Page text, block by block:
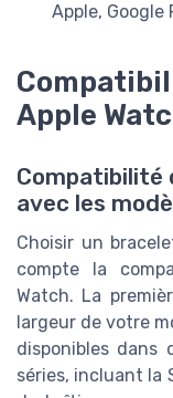
Apple, Google
Apple
Compatibilité
avec les
Choisir un
compte la
Watch. La
largeur de votre
disponibles dans
séries, incluant la